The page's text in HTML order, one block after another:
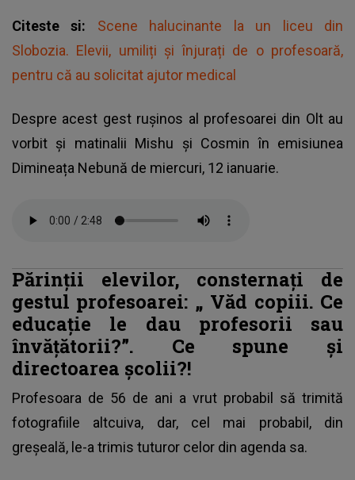
Citeste si: Scene halucinante la un liceu din
Slobozia. Elevii, umiliți și înjurați de o profesoară,
pentru că au solicitat ajutor medical
Despre acest gest rușinos al profesoarei din Olt au
vorbit și matinalii Mishu și Cosmin în emisiunea
Dimineața Nebună de miercuri, 12 ianuarie.
Părinții elevilor, consternați de
gestul profesoarei: „ Văd copiii. Ce
educație le dau profesorii sau
învățătorii?”. Ce spune și
directoarea școlii?!
Profesoara de 56 de ani a vrut probabil să trimită
fotografiile altcuiva, dar, cel mai probabil, din
greșeală, le-a trimis tuturor celor din agenda sa.